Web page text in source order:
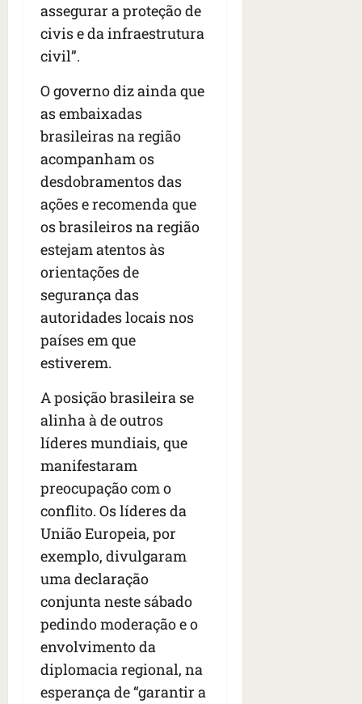
assegurar a proteção de
civis e da infraestrutura
civil”.
O governo diz ainda que
as embaixadas
brasileiras na região
acompanham os
desdobramentos das
ações e recomenda que
os brasileiros na região
estejam atentos às
orientações de
segurança das
autoridades locais nos
países em que
estiverem.
A posição brasileira se
alinha à de outros
líderes mundiais, que
manifestaram
preocupação com o
conflito. Os líderes da
União Europeia, por
exemplo, divulgaram
uma declaração
conjunta neste sábado
pedindo moderação e o
envolvimento da
diplomacia regional, na
esperança de “garantir a